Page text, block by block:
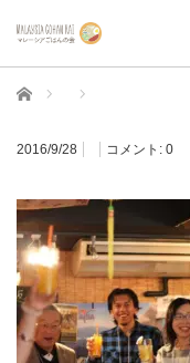
ホーム
2016/9/28 コメント: 0